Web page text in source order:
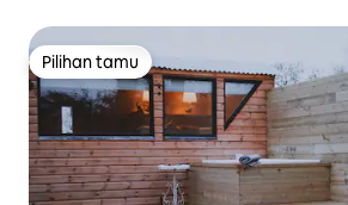
Pilihan tamu
Pilihan tamu